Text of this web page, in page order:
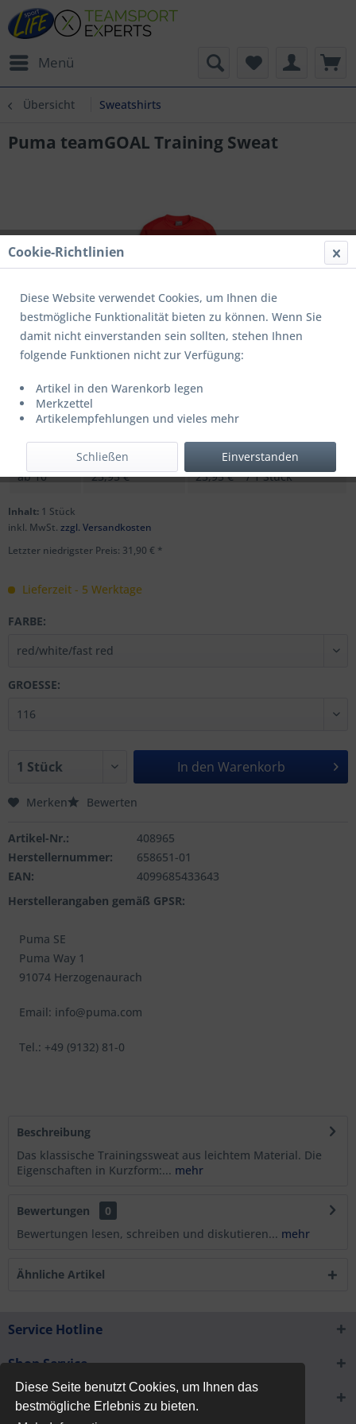
Diese Seite benutzt Cookies, um Ihnen das
bestmögliche Erlebnis zu bieten.
Menü
Übersicht Sweatshirts
Puma teamGOAL Training Sweat
UVP: 39,95 € *
Menge
Stückpreis
Grundpreis
bis9 31,90 € * 31,90 € * / 1 Stück
ab10 23,95 € * 23,95 € * / 1 Stück
Inhalt: 1 Stück
inkl. MwSt. zzgl. Versandkosten
Letzter niedrigster Preis: 31,90 € *
Lieferzeit - 5 Werktage
FARBE:
GROESSE:
In den Warenkorb
Merken Bewerten
Artikel-Nr.:
408965
Herstellernummer:
658651-01
EAN:
4099685433643
Herstellerangaben gemäß GPSR:
Puma SE
Puma Way 1
91074 Herzogenaurach
Email: info@puma.com
Tel.: +49 (9132) 81-0
Beschreibung
Das klassische Trainingssweat aus leichtem Material. Die
Eigenschaften in Kurzform:... mehr
Bewertungen
0
Bewertungen lesen, schreiben und diskutieren... mehr
Ähnliche Artikel
Service Hotline
Shop Service
Informationen
Cookie-Richtlinien
Diese Website verwendet Cookies, um Ihnen die
bestmögliche Funktionalität bieten zu können. Wenn Sie
damit nicht einverstanden sein sollten, stehen Ihnen
folgende Funktionen nicht zur Verfügung:
Artikel in den Warenkorb legen
Merkzettel
Artikelempfehlungen und vieles mehr
Einverstanden
Schließen